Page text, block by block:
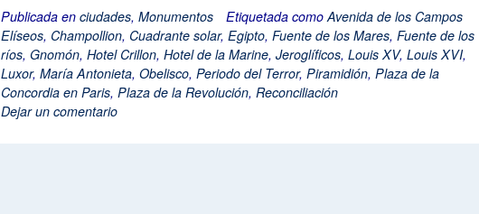
Publicada en ciudades, Monumentos Etiquetada como Avenida de los Campos
Elíseos, Champollion, Cuadrante solar, Egipto, Fuente de los Mares, Fuente de los
ríos, Gnomón, Hotel Crillon, Hotel de la Marine, Jeroglíficos, Louis XV, Louis XVI,
Luxor, María Antonieta, Obelisco, Periodo del Terror, Piramidión, Plaza de la
Concordia en Paris, Plaza de la Revolución, Reconciliación
Dejar un comentario